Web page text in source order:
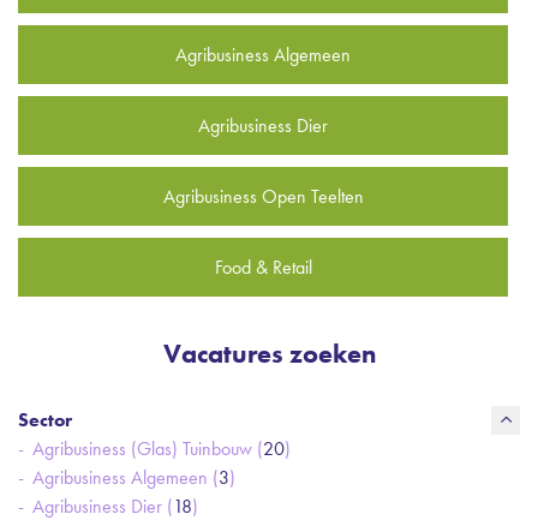
Agribusiness Algemeen
Agribusiness Dier
Agribusiness Open Teelten
Food & Retail
Vacatures zoeken
Sector
Agribusiness (Glas) Tuinbouw (20)
Agribusiness Algemeen (3)
Agribusiness Dier (18)